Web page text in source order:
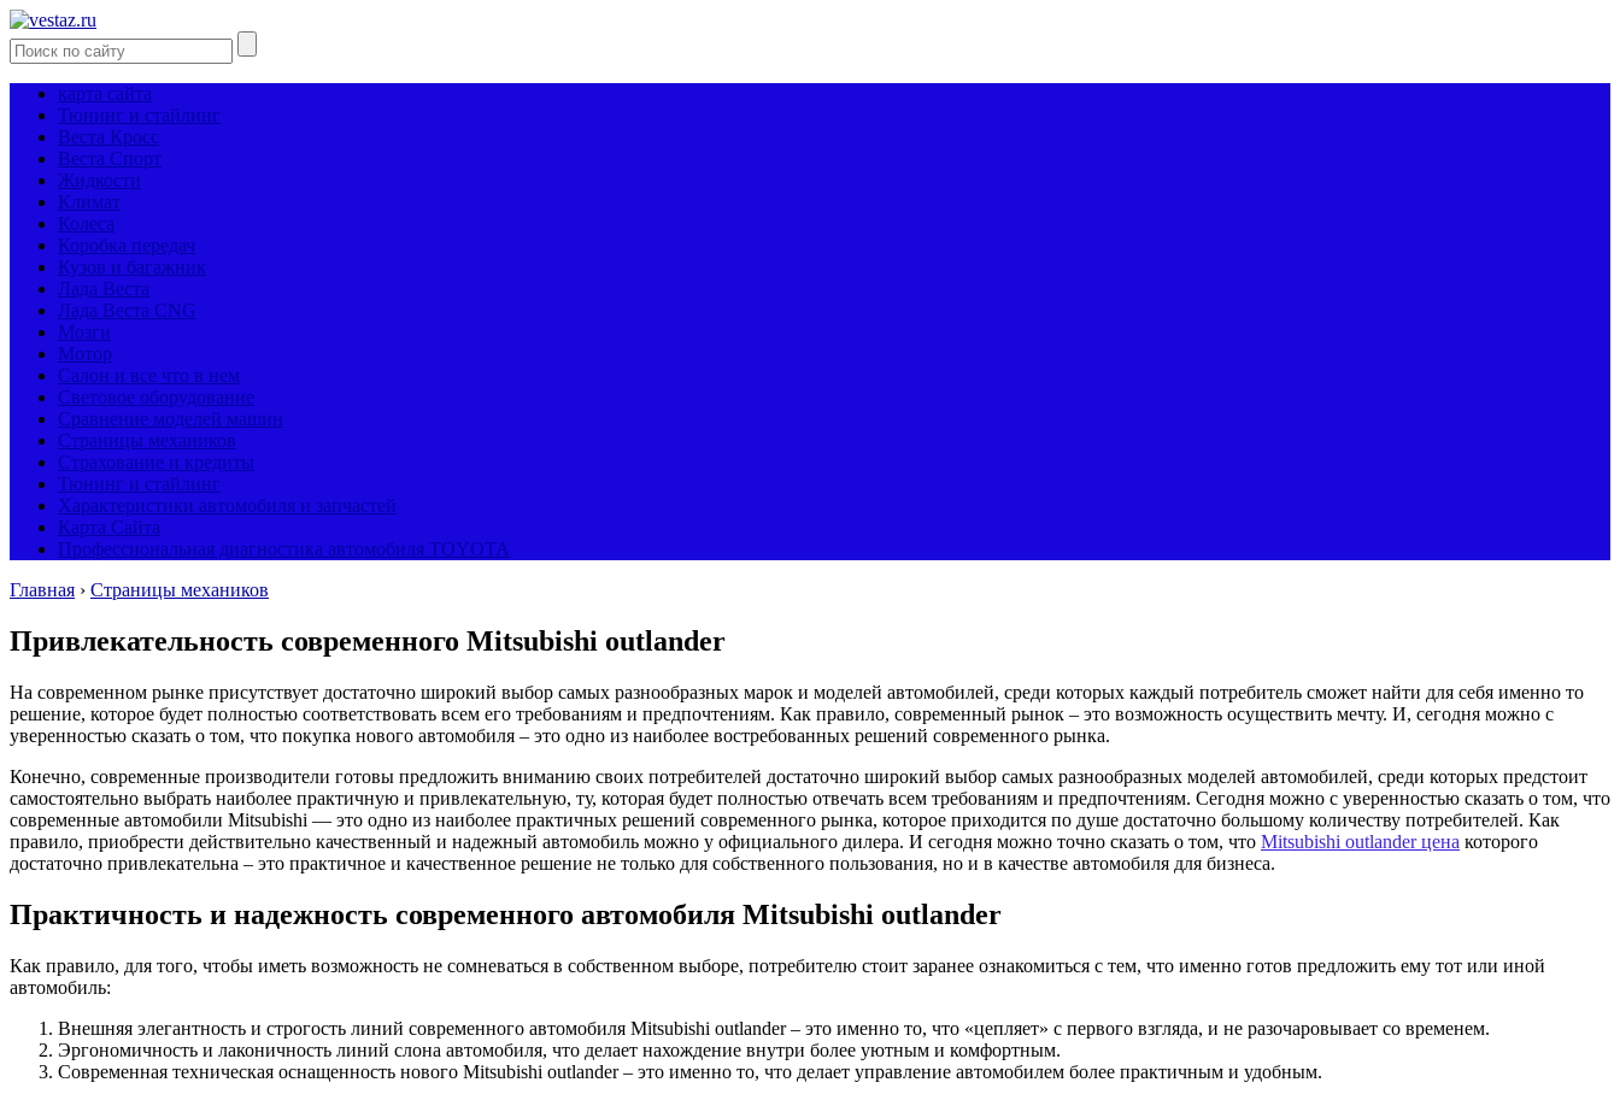
карта сайта
Тюнинг и стайлинг
Веста Кросс
Веста Спорт
Жидкости
Климат
Колеса
Коробка передач
Кузов и багажник
Лада Веста
Лада Веста CNG
Мозги
Мотор
Салон и все что в нем
Световое оборудование
Сравнение моделей машин
Страницы механиков
Страхование и кредиты
Тюнинг и стайлинг
Характеристики автомобиля и запчастей
Карта Сайта
Профессиональная диагностика автомобиля TOYOTA
Главная › Страницы механиков
Привлекательность современного Mitsubishi outlander
На современном рынке присутствует достаточно широкий выбор самых разнообразных марок и моделей автомобилей, среди которых каждый потребитель сможет найти для себя именно то
решение, которое будет полностью соответствовать всем его требованиям и предпочтениям. Как правило, современный рынок – это возможность осуществить мечту. И, сегодня можно с
уверенностью сказать о том, что покупка нового автомобиля – это одно из наиболее востребованных решений современного рынка.
Конечно, современные производители готовы предложить вниманию своих потребителей достаточно широкий выбор самых разнообразных моделей автомобилей, среди которых предстоит
самостоятельно выбрать наиболее практичную и привлекательную, ту, которая будет полностью отвечать всем требованиям и предпочтениям. Сегодня можно с уверенностью сказать о том, что
современные автомобили Mitsubishi — это одно из наиболее практичных решений современного рынка, которое приходится по душе достаточно большому количеству потребителей. Как
правило, приобрести действительно качественный и надежный автомобиль можно у официального дилера. И сегодня можно точно сказать о том, что Mitsubishi outlander цена которого
достаточно привлекательна – это практичное и качественное решение не только для собственного пользования, но и в качестве автомобиля для бизнеса.
Практичность и надежность современного автомобиля Mitsubishi outlander
Как правило, для того, чтобы иметь возможность не сомневаться в собственном выборе, потребителю стоит заранее ознакомиться с тем, что именно готов предложить ему тот или иной
автомобиль:
Внешняя элегантность и строгость линий современного автомобиля Mitsubishi outlander – это именно то, что «цепляет» с первого взгляда, и не разочаровывает со временем.
Эргономичность и лаконичность линий слона автомобиля, что делает нахождение внутри более уютным и комфортным.
Современная техническая оснащенность нового Mitsubishi outlander – это именно то, что делает управление автомобилем более практичным и удобным.